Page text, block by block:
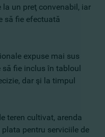
un preţ convenabil, iar
să fie efectuată
expuse mai sus
să fie inclus în tabloul
dar şi la timpul
teren cultivat, arenda
pentru serviciile de